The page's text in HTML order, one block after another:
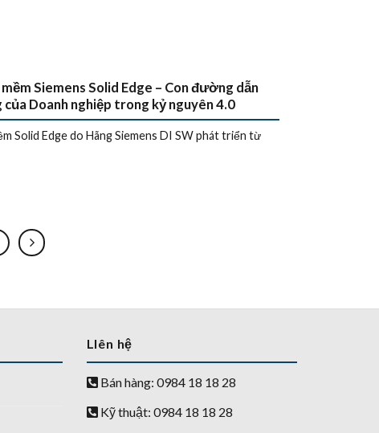
Siemens Solid Edge – Con đường dẫn
của Doanh nghiệp trong kỷ nguyên 4.0
Solid Edge do Hãng Siemens DI SW phát triển từ
LIên hệ
Bán hàng: 0984 18 18 28
Kỹ thuật: 0984 18 18 28